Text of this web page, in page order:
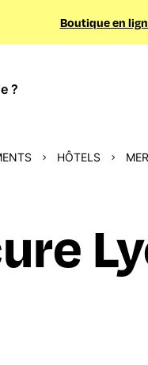
Boutique en
?
HÔTELS